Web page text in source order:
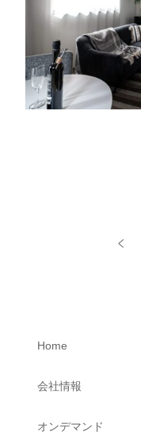
Home
会社情報
オンデマンド